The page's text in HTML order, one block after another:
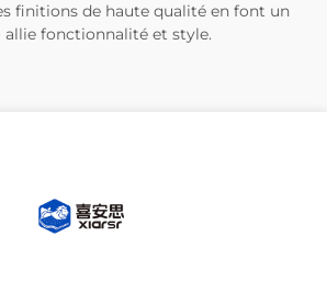
finitions de haute qualité en font un
fonctionnalité et style.